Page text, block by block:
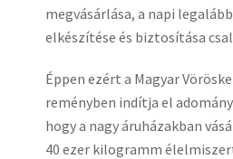
megvásárlása, a napi
elkészítése és biztosítása
Éppen ezért a Magyar
reményben indítja el
hogy a nagy áruházakban
40 ezer kilogramm